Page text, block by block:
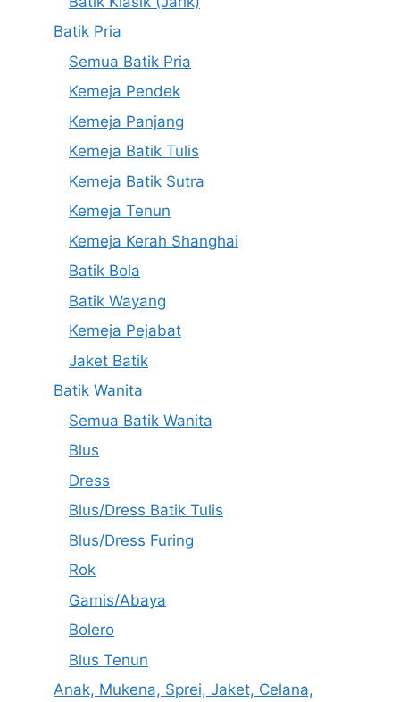
Batik Pria
Semua Batik Pria
Kemeja Pendek
Kemeja Panjang
Kemeja Batik Tulis
Kemeja Batik Sutra
Kemeja Tenun
Kemeja Kerah Shanghai
Batik Bola
Batik Wayang
Kemeja Pejabat
Jaket Batik
Batik Wanita
Semua Batik Wanita
Blus
Dress
Blus/Dress Batik Tulis
Blus/Dress Furing
Rok
Gamis/Abaya
Bolero
Blus Tenun
Anak, Mukena, Sprei, Jaket, Celana,